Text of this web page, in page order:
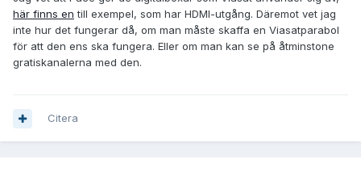
här finns en till exempel, som har HDMI-utgång. Däremot vet jag
inte hur det fungerar då, om man måste skaffa en Viasatparabol
för att den ens ska fungera. Eller om man kan se på åtminstone
gratiskanalerna med den.
Citera